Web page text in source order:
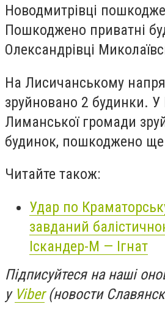
Новодмитрівці
Пошкоджено приватні
Олександрівці
На Лисичанському
зруйновано 2 будинки. У
Лиманської громади
будинок, пошкоджено
Читайте також:
Удар по
завданий
Іскандер-М — Ігнат
Підписуйтеся на наші
у Viber(новости